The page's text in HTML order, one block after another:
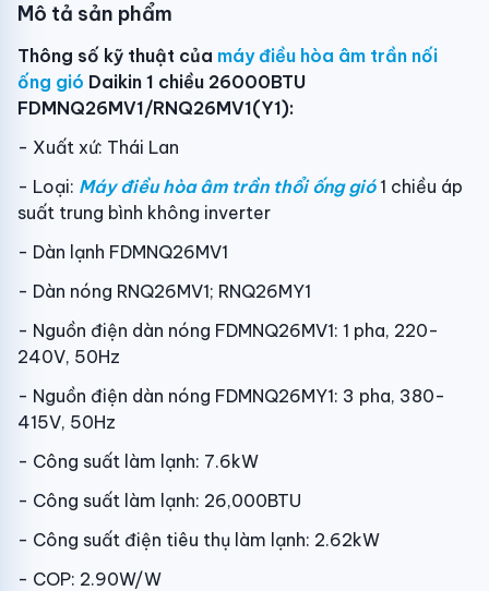
Mô tả sản phẩm
Thông số kỹ thuật của máy điều hòa âm trần nối
ống gió Daikin 1 chiều 26000BTU
FDMNQ26MV1/RNQ26MV1(Y1):
- Xuất xứ: Thái Lan
- Loại: Máy điều hòa âm trần thổi ống gió1 chiều áp
suất trung bình không inverter
- Dàn lạnh FDMNQ26MV1
- Dàn nóng RNQ26MV1; RNQ26MY1
- Nguồn điện dàn nóng FDMNQ26MV1: 1 pha, 220-
240V, 50Hz
- Nguồn điện dàn nóng FDMNQ26MY1: 3 pha, 380-
415V, 50Hz
- Công suất làm lạnh: 7.6kW
- Công suất làm lạnh: 26,000BTU
- Công suất điện tiêu thụ làm lạnh: 2.62kW
- COP: 2.90W/W